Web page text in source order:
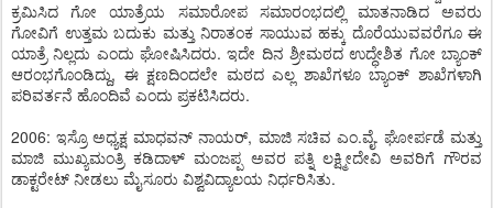
ಕ್ರಮಿಸಿದ ಗೋ ಯಾತ್ರೆಯ ಸಮಾರೋಪ ಸಮಾರಂಭದಲ್ಲಿ ಮಾತನಾಡಿದ ಅವರು
ಗೋವಿಗೆ ಉತ್ತಮ ಬದುಕು ಮತ್ತು ನಿರಾತಂಕ ಸಾಯುವ ಹಕ್ಕು ದೊರೆಯುವವರೆಗೂ ಈ
ಯಾತ್ರೆ ನಿಲ್ಲದು ಎಂದು ಘೋಷಿಸಿದರು. ಇದೇ ದಿನ ಶ್ರೀಮಠದ ಉದ್ಧೇಶಿತ ಗೋ ಬ್ಯಾಂಕ್
ಆರಂಭಗೊಂಡಿದ್ದು, ಈ ಕ್ಷಣದಿಂದಲೇ ಮಠದ ಎಲ್ಲ ಶಾಖೆಗಳೂ ಬ್ಯಾಂಕ್ ಶಾಖೆಗಳಾಗಿ
ಪರಿವರ್ತನೆ ಹೊಂದಿವೆ ಎಂದು ಪ್ರಕಟಿಸಿದರು.
2006: ಇಸ್ರೊ ಅಧ್ಯಕ್ಷ ಮಾಧವನ್ ನಾಯರ್, ಮಾಜಿ ಸಚಿವ ಎಂ.ವೈ. ಘೋರ್ಪಡೆ ಮತ್ತು
ಮಾಜಿ ಮುಖ್ಯಮಂತ್ರಿ ಕಡಿದಾಳ್ ಮಂಜಪ್ಪ ಅವರ ಪತ್ನಿ ಲಕ್ಷ್ಮೀದೇವಿ ಅವರಿಗೆ ಗೌರವ
ಡಾಕ್ಟರೇಟ್ ನೀಡಲು ಮೈಸೂರು ವಿಶ್ವವಿದ್ಯಾಲಯ ನಿರ್ಧರಿಸಿತು.